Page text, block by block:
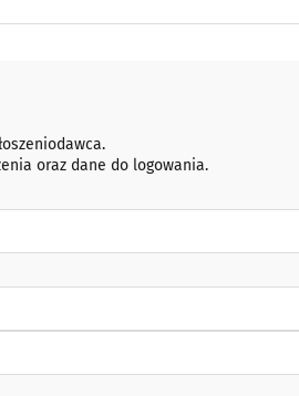
oraz dane do logowania.